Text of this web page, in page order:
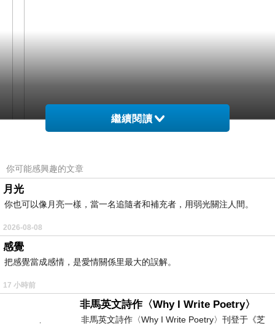
網購經驗10多年的我在想【SUNSOUL】光能帽-傑
克帽(黃光)在網路上買應該會比較便宜，
於是我參考了其他網友【SUNSOUL】光能帽-傑克
帽(黃光)的推薦開箱文及心得分享!
上網找了很多【SUNSOUL】光能帽-傑克帽(黃光)
評論跟比價的結果，還有哪裡買最便宜划算，發現
它真的很不錯!!
繼續閱讀
你可能感興趣的文章
月光
你也可以像月亮一樣，當一名追隨者和補充者，用弱光關注人間。
2026-08-08
感覺
把感覺當成感情，是愛情關係里最大的誤解。
17 小時前
非馬英文詩作〈Why I Write Poetry〉
非馬英文詩作〈Why I Write Poetry〉刊登于《芝